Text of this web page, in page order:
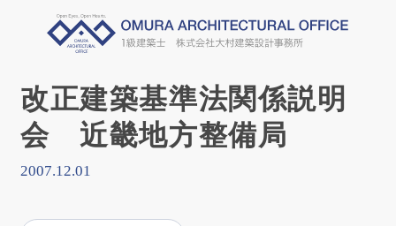
改正建築基準法関係説明
会 近畿地方整備局
2007.12.01